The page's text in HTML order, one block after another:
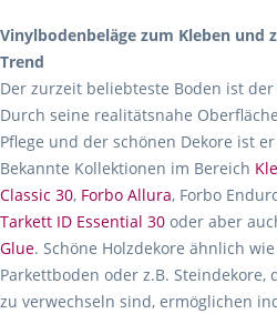
Vinylbodenbeläge zum Kleben und
Trend
Der zurzeit beliebteste Boden ist der
Durch seine realitätsnahe
Pflege und der schönen Dekore ist
Bekannte Kollektionen im Bereich
Classic 30, Forbo Allura, Forbo
Tarkett ID Essential 30 oder aber
Glue. Schöne Holzdekore ähnlich
Parkettboden oder z.B.
zu verwechseln sind, ermöglichen